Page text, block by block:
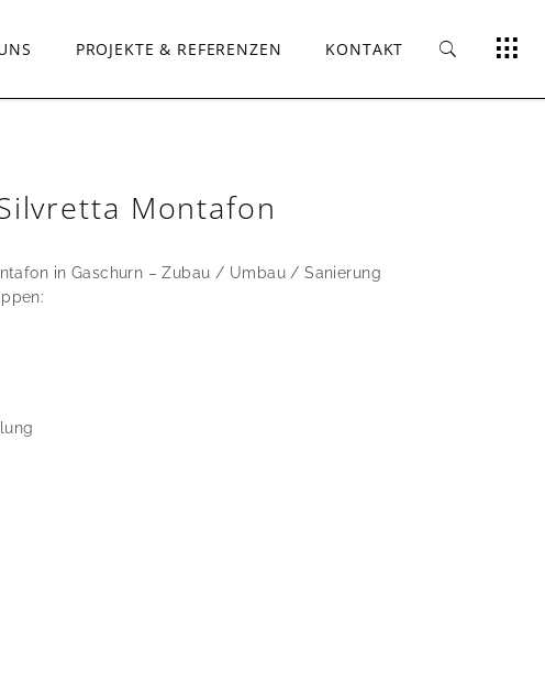
PROJEKTE & REFERENZEN KONTAKT
Montafon
in Gaschurn – Zubau / Umbau / Sanierung